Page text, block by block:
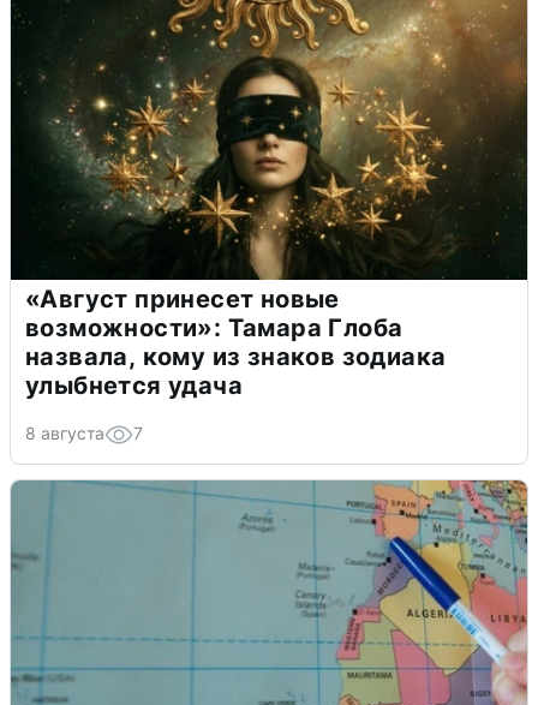
«Август принесет новые
возможности»: Тамара Глоба
назвала, кому из знаков зодиака
улыбнется удача
8 августа 7